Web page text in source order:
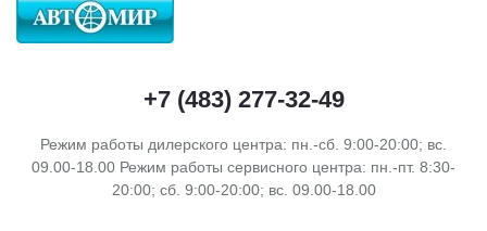
+7 (483) 277-32-49
Режим работы дилерского центра: пн.-сб. 9:00-20:00; вс.
09.00-18.00 Режим работы сервисного центра: пн.-пт. 8:30-
20:00; сб. 9:00-20:00; вс. 09.00-18.00